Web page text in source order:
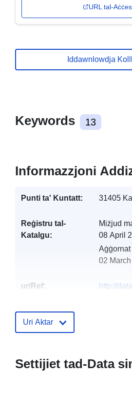
URL tal-
Iddawnlowdja
Keywords 13
Informazzjoni
Punti ta' Kuntatt: 31405
Reġistru tal-
Katalgu:
Miżjud
08 April
Aġġornat
02
uriRef:
http://
Uri Aktar
Settijiet tad-Data